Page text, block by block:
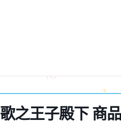
歌之王子殿下 商